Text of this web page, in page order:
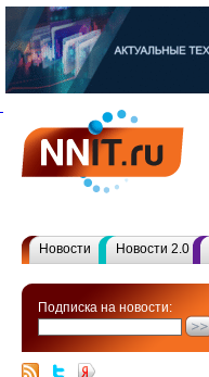
Новости Новости 2.0
Подписка на новости: